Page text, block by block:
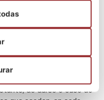
respectarase a
anteriores.
deste exercicio será
promoción interna,
aspirantes que
o 50 % das
de darse o caso de